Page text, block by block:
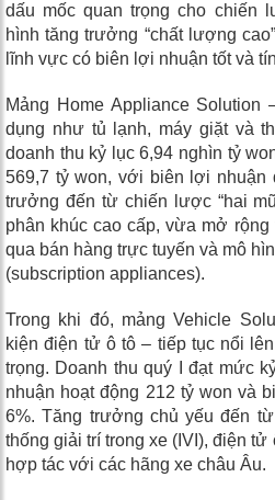
dấu mốc quan trọng cho chiến
hình tăng trưởng “chất lượng
lĩnh vực có biên lợi nhuận tốt và
Mảng Home Appliance
dụng như tủ lạnh, máy giặt và
doanh thu kỷ lục 6,94 nghìn tỷ
569,7 tỷ won, với biên lợi nhuận
trưởng đến từ chiến lược “hai
phân khúc cao cấp, vừa mở
qua bán hàng trực tuyến và mô
(subscription appliances).
Trong khi đó, mảng Vehicle
kiện điện tử ô tô – tiếp tục nổi
trọng. Doanh thu quý I đạt mức
nhuận hoạt động 212 tỷ won và
6%. Tăng trưởng chủ yếu đến
thống giải trí trong xe (IVI), điện
hợp tác với các hãng xe châu Âu.